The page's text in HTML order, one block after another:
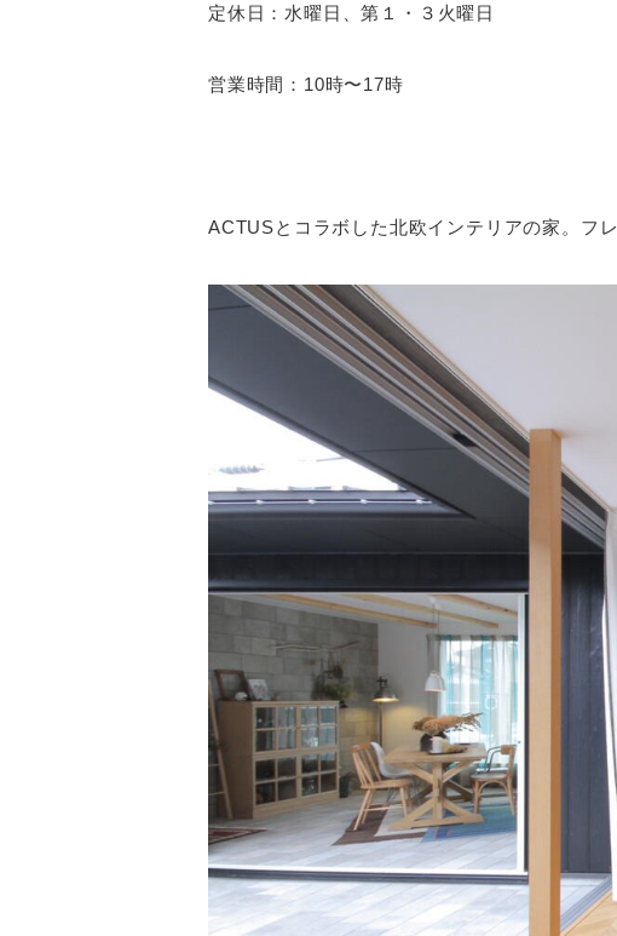
定休日：水曜日、第１・３火曜日
営業時間：10時〜17時
ACTUSとコラボした北欧インテリアの家。フ